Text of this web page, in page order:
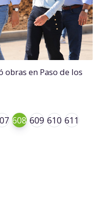
en Paso de los
608 609 610 611